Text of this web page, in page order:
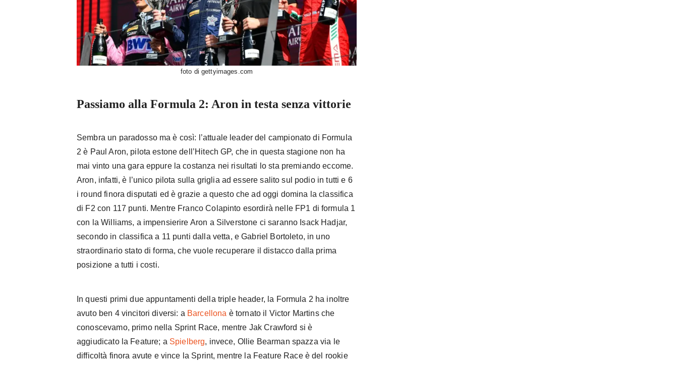
foto di gettyimages.com
Passiamo alla Formula 2: Aron in testa senza vittorie
Sembra un paradosso ma è così: l’attuale leader del campionato di Formula
2 è Paul Aron, pilota estone dell’Hitech GP, che in questa stagione non ha
mai vinto una gara eppure la costanza nei risultati lo sta premiando eccome.
Aron, infatti, è l’unico pilota sulla griglia ad essere salito sul podio in tutti e 6
i round finora disputati ed è grazie a questo che ad oggi domina la classifica
di F2 con 117 punti. Mentre Franco Colapinto esordirà nelle FP1 di formula 1
con la Williams, a impensierire Aron a Silverstone ci saranno Isack Hadjar,
secondo in classifica a 11 punti dalla vetta, e Gabriel Bortoleto, in uno
straordinario stato di forma, che vuole recuperare il distacco dalla prima
posizione a tutti i costi.
In questi primi due appuntamenti della triple header, la Formula 2 ha inoltre
avuto ben 4 vincitori diversi: a Barcellona è tornato il Victor Martins che
conoscevamo, primo nella Sprint Race, mentre Jak Crawford si è
aggiudicato la Feature; a Spielberg, invece, Ollie Bearman spazza via le
difficoltà finora avute e vince la Sprint, mentre la Feature Race è del rookie